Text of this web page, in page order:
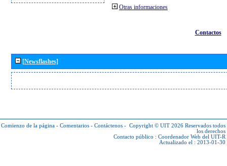
Otras informaciones
Contactos
[Newsflashes]
Comienzo de la página - Comentarios - Contáctenos - Copyright © UIT 2026 Reservados todos
los derechos
Contacto público : Coordenador Web del UIT-R
Actualizado el : 2013-01-30